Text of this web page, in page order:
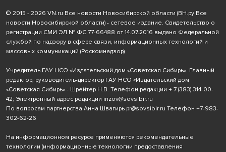
© 2015 - 2026 VN.ru Все новости Новосибирской области (ВН.ру Все
новости Новосибирской области) - сетевое издание. Свидетельство о
регистрации СМИ ЭЛ № ФС 77-66488 от 14.07.2016 выдано Федеральной
службой по надзору в сфере связи, информационных технологий и
массовых коммуникаций (Роскомнадзор)
Учредитель ГАУ НСО «Издательский дом «Советская Сибирь». Главный
редактор, руководитель-директор ГАУ НСО «Издательский дом
«Советская Сибирь» - Шрейтер Н.В. Телефон редакции + 7 (383) 314-00-
42; Электронный адрес редакции inzov@sovsibir.ru
По вопросам партнерства Анна Швагирь pr@sovsibir.ru Телефон +7-983-
302-62-26
На информационном ресурсе применяются рекомендательные
технологии (информационные технологии предоставления